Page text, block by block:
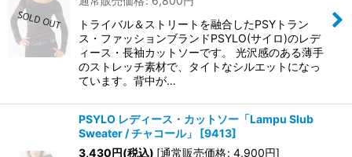
トライバル＆ストリートを融合したPSYトラン
ス・ファッションブランドPSYLO(サイロ)のレデ
ィース・長袖カットソーです。 光沢感のある薄手
のストレッチ素材で、タイトなシルエットになっ
ています。背中が…
PSYLO レディース・カットソー「Lampu Slub
Sweater / チャコール」
[9413]
3,430円(税込) [通常販売価格: 4,900円]